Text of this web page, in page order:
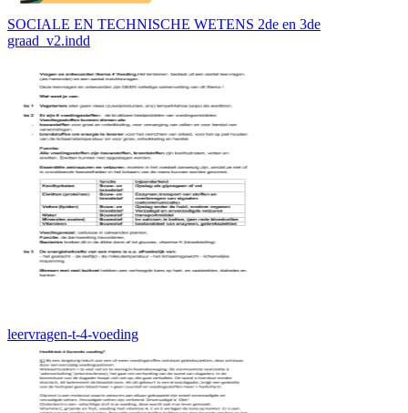
SOCIALE EN TECHNISCHE WETENS 2de en 3de
graad_v2.indd
leervragen-t-4-voeding